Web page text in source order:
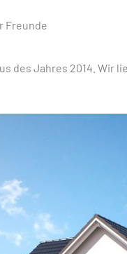
Freunde
des Jahres 2014. Wir